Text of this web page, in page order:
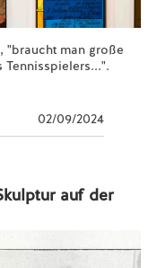
"braucht man große
Tennisspielers...".
02/09/2024
auf der